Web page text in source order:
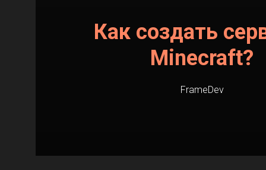
Как создать
Minecraft?
FrameDev